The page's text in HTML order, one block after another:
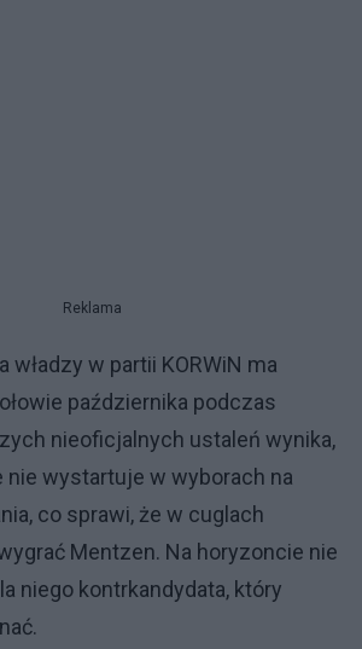
Reklama
władzy w partii KORWiN ma
października podczas
nieoficjalnych ustaleń wynika,
nie wystartuje w wyborach na
co sprawi, że w cuglach
Mentzen. Na horyzoncie nie
niego kontrkandydata, który